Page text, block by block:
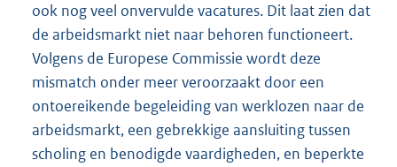
ook nog veel onvervulde vacatures. Dit laat zien dat
de arbeidsmarkt niet naar behoren functioneert.
Volgens de Europese Commissie wordt deze
mismatch onder meer veroorzaakt door een
ontoereikende begeleiding van werklozen naar de
arbeidsmarkt, een gebrekkige aansluiting tussen
scholing en benodigde vaardigheden, en beperkte